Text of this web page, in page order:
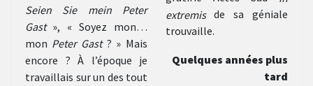
Seien Sie mein Peter
Gast », « Soyez mon…
mon Peter Gast? » Mais
encore ? À l’époque je
travaillais sur un des tout
extremisde sa géniale
trouvaille.
Quelques années plus
tard